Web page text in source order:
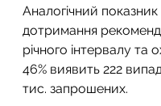
Аналогічний
дотримання
річного інтервалу та
46% виявить 222
тис. запрошених.